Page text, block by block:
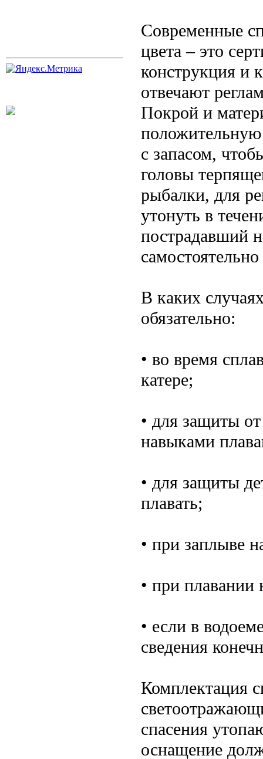
Современные
цвета – это
конструкция и
отвечают
Покрой и
положительную
с запасом,
головы
рыбалки, для
утонуть в
пострадавший
В каких
обязательно:
• во время
катере;
• для защиты
навыками
• для защиты
плавать;
• при заплыве
• при плавании
• если в
сведения
Комплектация
спасения
оснащение